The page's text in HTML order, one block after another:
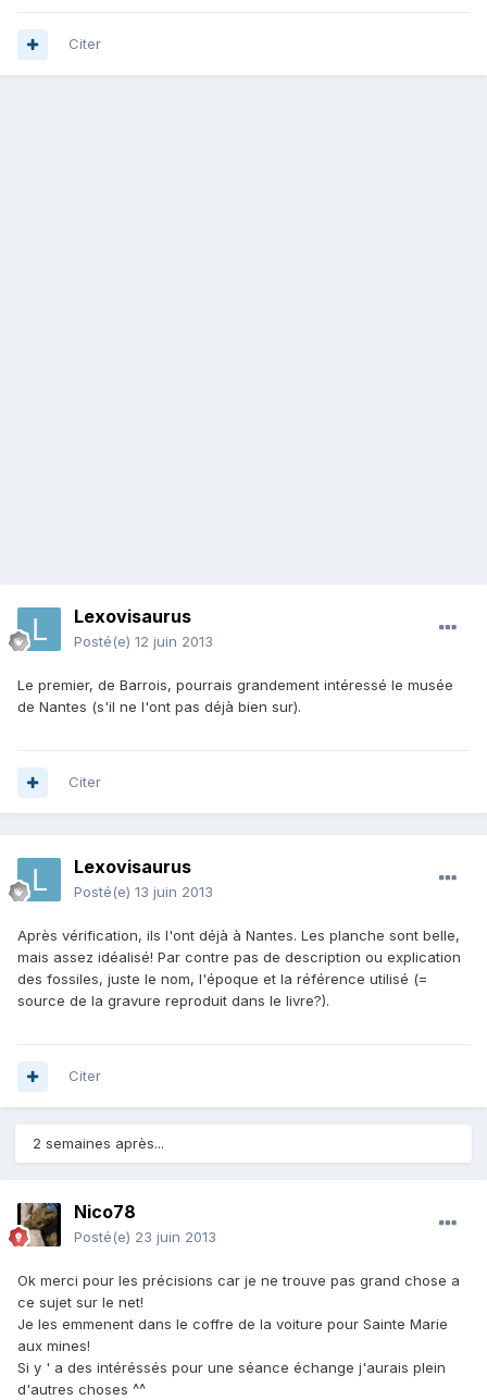
Citer
Lexovisaurus
Posté(e) 12 juin 2013
Le premier, de Barrois, pourrais grandement intéressé le musée
de Nantes (s'il ne l'ont pas déjà bien sur).
Citer
Lexovisaurus
Posté(e) 13 juin 2013
Après vérification, ils l'ont déjà à Nantes. Les planche sont belle,
mais assez idéalisé! Par contre pas de description ou explication
des fossiles, juste le nom, l'époque et la référence utilisé (=
source de la gravure reproduit dans le livre?).
Citer
2 semaines après...
Nico78
Posté(e) 23 juin 2013
Ok merci pour les précisions car je ne trouve pas grand chose a
ce sujet sur le net!
Je les emmenent dans le coffre de la voiture pour Sainte Marie
aux mines!
Si y ' a des intéréssés pour une séance échange j'aurais plein
d'autres choses ^^